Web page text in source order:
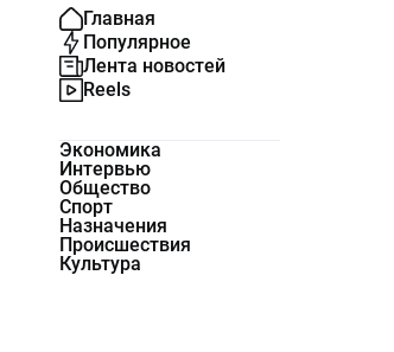
Главная
Популярное
Лента новостей
Reels
Экономика
Интервью
Общество
Спорт
Назначения
Происшествия
Культура